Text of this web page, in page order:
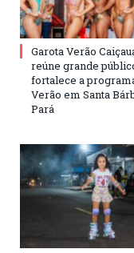
Garota Verão
reúne grande
fortalece a
Verão em Santa
Pará